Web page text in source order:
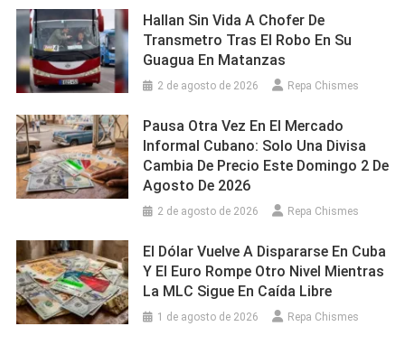
Hallan Sin Vida A Chofer De
Transmetro Tras El Robo En Su
Guagua En Matanzas
2 de agosto de 2026 Repa Chismes
Pausa Otra Vez En El Mercado
Informal Cubano: Solo Una Divisa
Cambia De Precio Este Domingo 2 De
Agosto De 2026
2 de agosto de 2026 Repa Chismes
El Dólar Vuelve A Dispararse En Cuba
Y El Euro Rompe Otro Nivel Mientras
La MLC Sigue En Caída Libre
1 de agosto de 2026 Repa Chismes